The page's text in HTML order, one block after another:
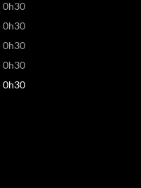
0h30
0h30
0h30
0h30
0h30